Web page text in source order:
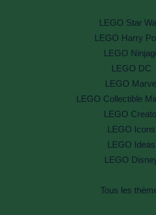
LEGO Star
LEGO Harry
LEGO
LEGO DC
LEGO Marvel
LEGO Collectible
LEGO
LEGO Icons
LEGO Ideas
LEGO
Tous les